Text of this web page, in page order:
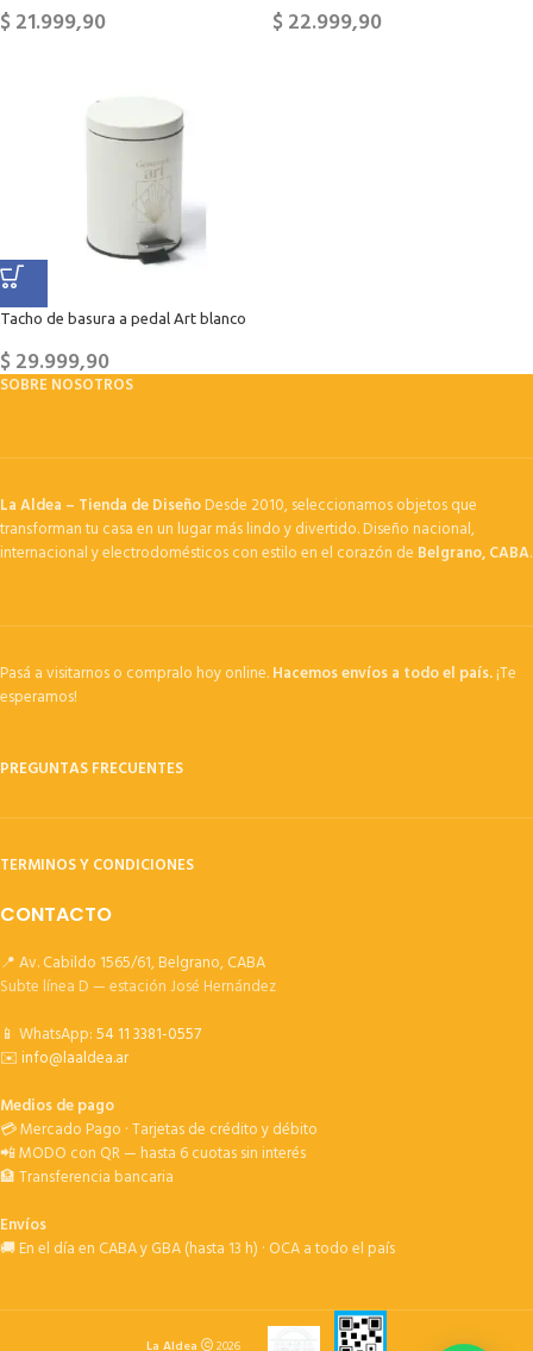
$21.999,90 $22.999,90
Tacho de basura a pedal Art blanco
$29.999,90
SOBRE NOSOTROS
La Aldea – Tienda de DiseñoDesde 2010, seleccionamos objetos que
transforman tu casa en un lugar más lindo y divertido. Diseño nacional,
internacional y electrodomésticos con estilo en el corazón de Belgrano, CABA.
Pasá a visitarnos o compralo hoy online.Hacemos envíos a todo el país.¡Te
esperamos!
PREGUNTAS FRECUENTES
TERMINOS Y CONDICIONES
CONTACTO
📍 Av. Cabildo 1565/61, Belgrano, CABA
Subte línea D — estación José Hernández
📱 WhatsApp:54 11 3381-0557
✉️info@laaldea.ar
Medios de pago
💳 Mercado Pago · Tarjetas de crédito y débito
📲 MODO con QR — hasta 6 cuotas sin interés
🏦 Transferencia bancaria
Envíos
🚚 En el día en CABA y GBA (hasta 13 h) · OCA a todo el país
La Aldea 2026